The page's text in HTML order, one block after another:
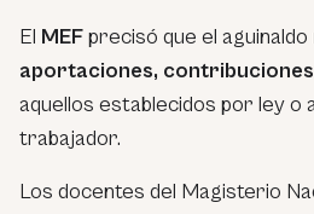
El MEFprecisó que el aguinaldo
aportaciones,
aquellos establecidos por ley o
trabajador.
Los docentes del Magisterio